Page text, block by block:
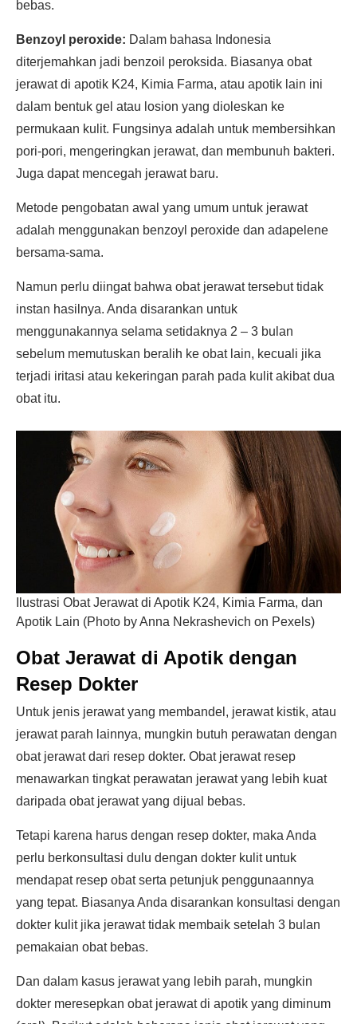
bebas.
Benzoyl peroxide: Dalam bahasa Indonesia
diterjemahkan jadi benzoil peroksida. Biasanya obat
jerawat di apotik K24, Kimia Farma, atau apotik lain ini
dalam bentuk gel atau losion yang dioleskan ke
permukaan kulit. Fungsinya adalah untuk membersihkan
pori-pori, mengeringkan jerawat, dan membunuh bakteri.
Juga dapat mencegah jerawat baru.
Metode pengobatan awal yang umum untuk jerawat
adalah menggunakan benzoyl peroxide dan adapelene
bersama-sama.
Namun perlu diingat bahwa obat jerawat tersebut tidak
instan hasilnya. Anda disarankan untuk
menggunakannya selama setidaknya 2 – 3 bulan
sebelum memutuskan beralih ke obat lain, kecuali jika
terjadi iritasi atau kekeringan parah pada kulit akibat dua
obat itu.
Ilustrasi Obat Jerawat di Apotik K24, Kimia Farma, dan
Apotik Lain (Photo by Anna Nekrashevich on Pexels)
Obat Jerawat di Apotik dengan
Resep Dokter
Untuk jenis jerawat yang membandel, jerawat kistik, atau
jerawat parah lainnya, mungkin butuh perawatan dengan
obat jerawat dari resep dokter. Obat jerawat resep
menawarkan tingkat perawatan jerawat yang lebih kuat
daripada obat jerawat yang dijual bebas.
Tetapi karena harus dengan resep dokter, maka Anda
perlu berkonsultasi dulu dengan dokter kulit untuk
mendapat resep obat serta petunjuk penggunaannya
yang tepat. Biasanya Anda disarankan konsultasi dengan
dokter kulit jika jerawat tidak membaik setelah 3 bulan
pemakaian obat bebas.
Dan dalam kasus jerawat yang lebih parah, mungkin
dokter meresepkan obat jerawat di apotik yang diminum